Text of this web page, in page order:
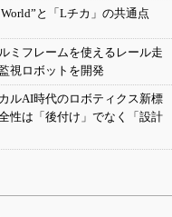
と「Lチカ」の共通点
ミフレームを使えるレール走
視ロボットを開発
ルAI時代のロボティクス新標
性は「後付け」でなく「設計